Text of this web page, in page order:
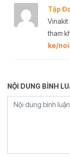
Tập
Vinakit
tham
ke/
NỘI DUNG BÌNH